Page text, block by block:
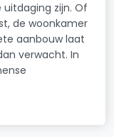
uitdaging zijn. Of
de woonkamer
aanbouw laat
verwacht. In